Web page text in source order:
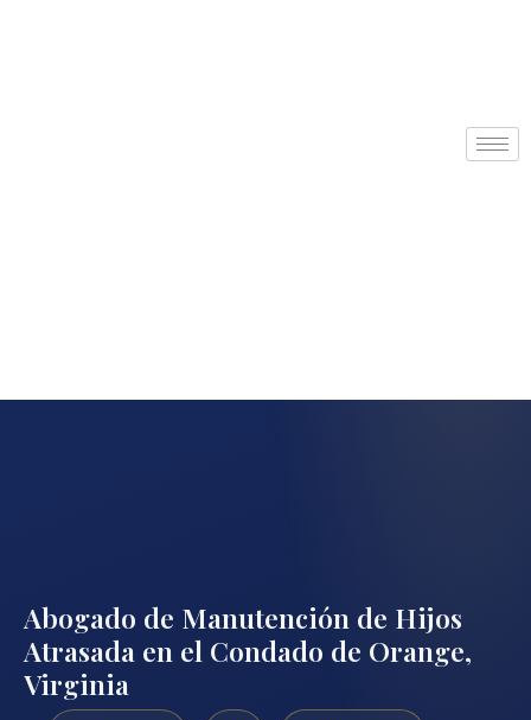
Abogado de Manutención de Hijos
Atrasada en el Condado de Orange,
Virginia